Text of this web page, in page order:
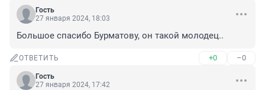
Гость
27 января 2024, 18:03
Большое спасибо Бурматову, он такой молодец..
ОТВЕТИТЬ +0 –0
Гость
27 января 2024, 17:42